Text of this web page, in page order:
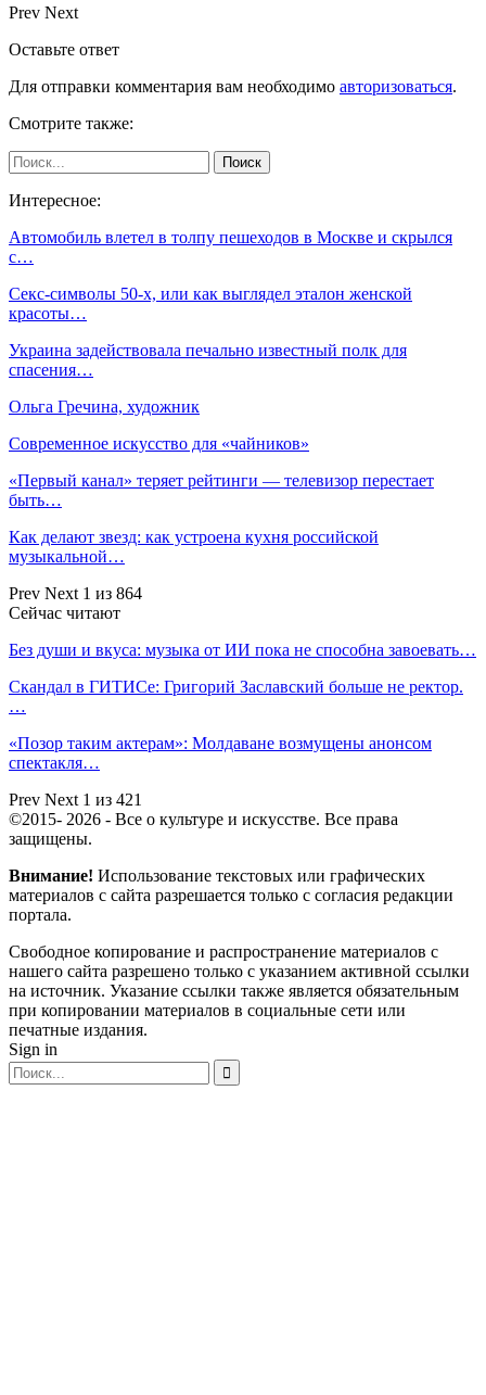
Prev Next
Оставьте ответ
Для отправки комментария вам необходимо авторизоваться.
Смотрите также:
Интересное:
Автомобиль влетел в толпу пешеходов в Москве и скрылся
с…
Секс-символы 50-х, или как выглядел эталон женской
красоты…
Украина задействовала печально известный полк для
спасения…
Ольга Гречина, художник
Современное искусство для «чайников»
«Первый канал» теряет рейтинги — телевизор перестает
быть…
Как делают звезд: как устроена кухня российской
музыкальной…
Prev Next 1 из 864
Сейчас читают
Без души и вкуса: музыка от ИИ пока не способна завоевать…
Скандал в ГИТИСе: Григорий Заславский больше не ректор.
…
«Позор таким актерам»: Молдаване возмущены анонсом
спектакля…
Prev Next 1 из 421
©2015- 2026 - Все о культуре и искусстве. Все права
защищены.
Внимание! Использование текстовых или графических
материалов с сайта разрешается только c согласия редакции
портала.
Свободное копирование и распространение материалов с
нашего сайта разрешено только с указанием активной ссылки
на источник. Указание ссылки также является обязательным
при копировании материалов в социальные сети или
печатные издания.
Sign in